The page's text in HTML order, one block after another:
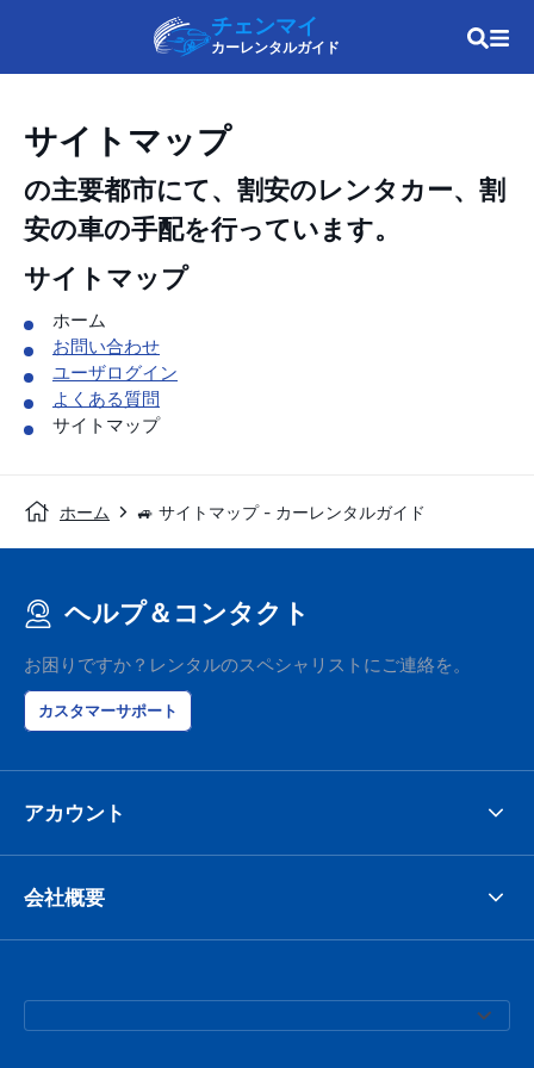
チェンマイ
カーレンタルガイド
サイトマップ
の主要都市にて、割安のレンタカー、割
安の車の手配を行っています。
サイトマップ
ホーム
お問い合わせ
ユーザログイン
よくある質問
サイトマップ
ホーム 🚙 サイトマップ - カーレンタルガイド
ヘルプ＆コンタクト
お困りですか？レンタルのスペシャリストにご連絡を。
カスタマーサポート
アカウント
会社概要